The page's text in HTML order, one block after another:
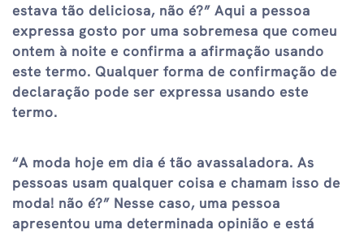
estava tão deliciosa, não é?” Aqui a pessoa
expressa gosto por uma sobremesa que comeu
ontem à noite e confirma a afirmação usando
este termo. Qualquer forma de confirmação de
declaração pode ser expressa usando este
termo.
“A moda hoje em dia é tão avassaladora. As
pessoas usam qualquer coisa e chamam isso de
moda! não é?” Nesse caso, uma pessoa
apresentou uma determinada opinião e está